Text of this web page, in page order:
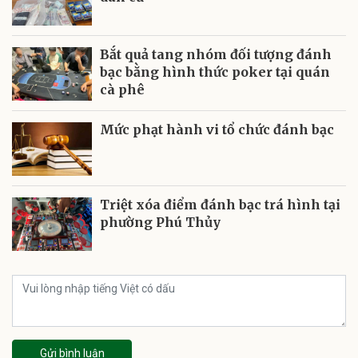
Bắt quả tang nhóm đối tượng đánh
bạc bằng hình thức poker tại quán
cà phê
Mức phạt hành vi tổ chức đánh bạc
Triệt xóa điểm đánh bạc trá hình tại
phường Phú Thủy
Gửi bình luận